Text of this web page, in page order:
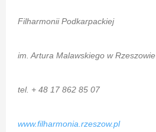
Filharmonii Podkarpackiej
im. Artura Malawskiego w Rzeszowie
tel. + 48 17 862 85 07
www.filharmonia.rzeszow.pl